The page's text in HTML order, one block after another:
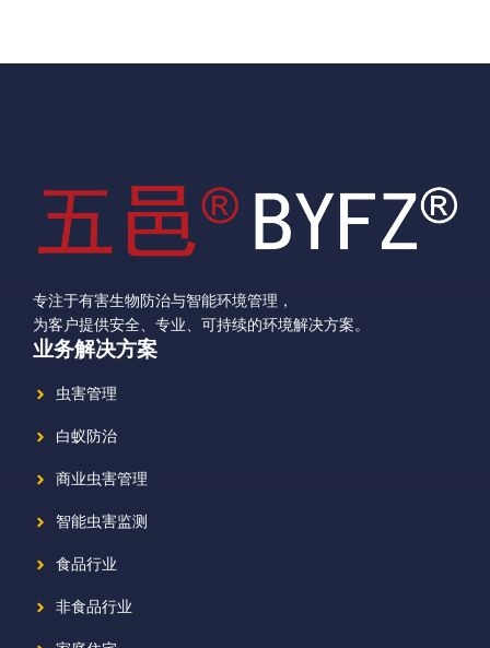
专注于有害生物防治与智能环境管理，
为客户提供安全、专业、可持续的环境解决方案。
业务解决方案
虫害管理
白蚁防治
商业虫害管理
智能虫害监测
食品行业
非食品行业